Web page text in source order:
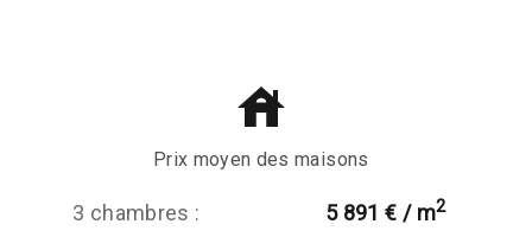
Prix moyen des maisons
3 chambres : 5 891 € / m2